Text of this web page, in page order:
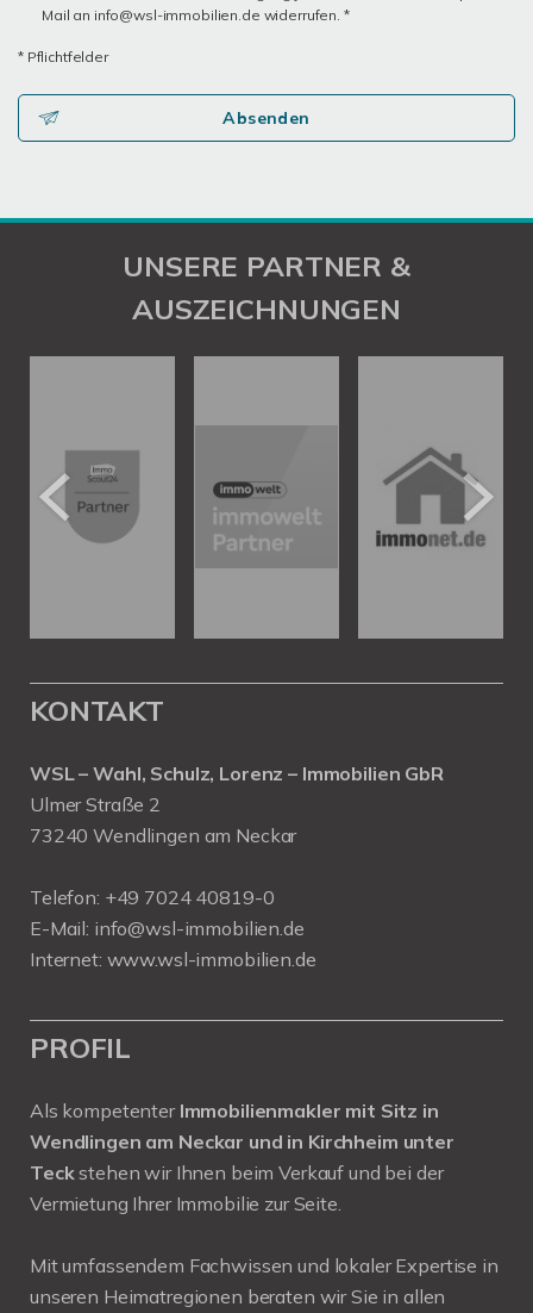
Mail an info@wsl-immobilien.de widerrufen. *
* Pflichtfelder
Absenden
UNSERE PARTNER &
AUSZEICHNUNGEN
KONTAKT
WSL – Wahl, Schulz, Lorenz – Immobilien GbR
Ulmer Straße 2
73240 Wendlingen am Neckar
Telefon: +49 7024 40819-0
E-Mail: info@wsl-immobilien.de
Internet: www.wsl-immobilien.de
PROFIL
Als kompetenter Immobilienmakler mit Sitz in
Wendlingen am Neckar und in Kirchheim unter
Teckstehen wir Ihnen beim Verkauf und bei der
Vermietung Ihrer Immobilie zur Seite.
Mit umfassendem Fachwissen und lokaler Expertise in
unseren Heimatregionen beraten wir Sie in allen